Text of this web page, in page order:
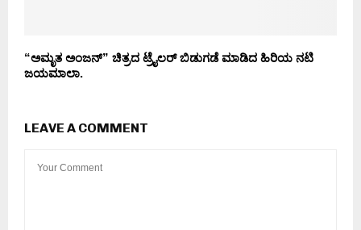
“ಅಮೃತ ಅಂಜನ್” ಚಿತ್ರದ ಟ್ರೈಲರ್ ಬಿಡುಗಡೆ ಮಾಡಿದ ಹಿರಿಯ ನಟಿ
ಜಯಮಾಲಾ.
LEAVE A COMMENT